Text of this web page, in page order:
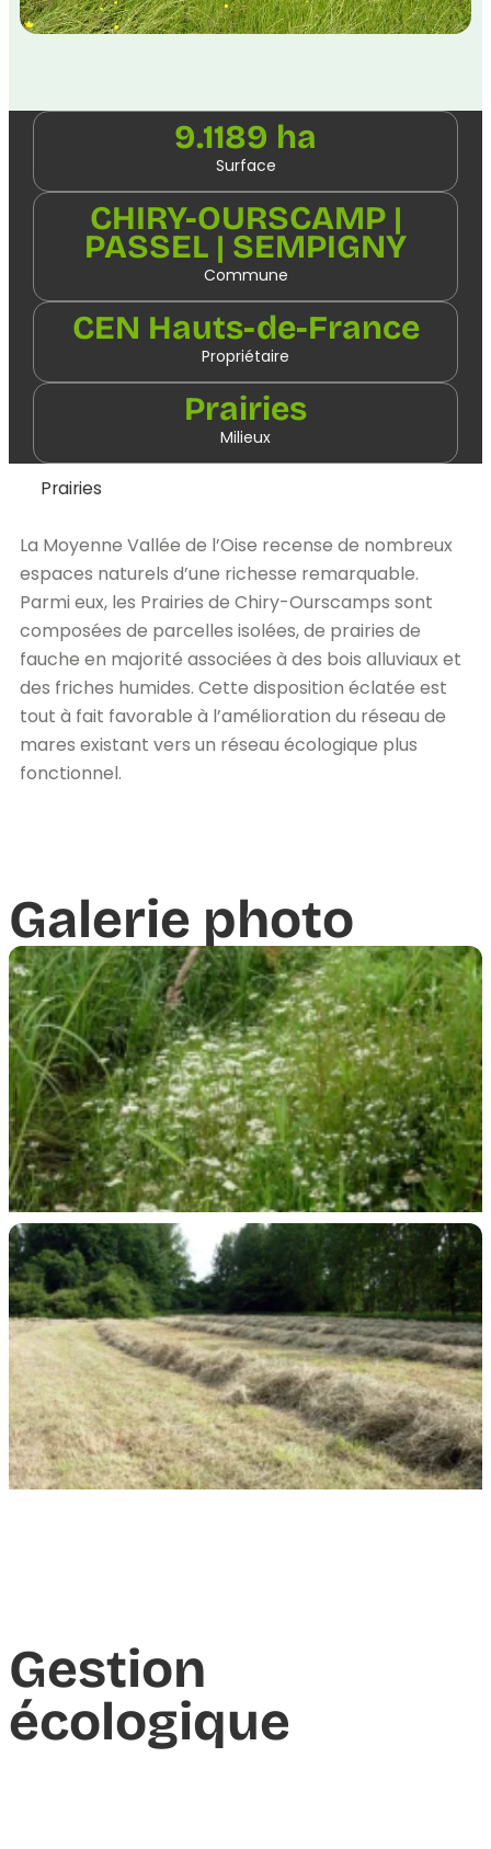
9.1189 ha
Surface
CHIRY-OURSCAMP |
PASSEL | SEMPIGNY
Commune
CEN Hauts-de-France
Propriétaire
Prairies
Milieux
Prairies
La Moyenne Vallée de l’Oise recense de nombreux
espaces naturels d’une richesse remarquable.
Parmi eux, les Prairies de Chiry-Ourscamps sont
composées de parcelles isolées, de prairies de
fauche en majorité associées à des bois alluviaux et
des friches humides. Cette disposition éclatée est
tout à fait favorable à l’amélioration du réseau de
mares existant vers un réseau écologique plus
fonctionnel.
Galerie photo
Gestion
écologique